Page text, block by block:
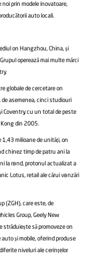
prin modele inovatoare,
auto locali.
în Hangzhou, China, și
operează mai multe mărci
globale de cercetare în
asemenea, cinci studiouri
Coventry, cu un total de peste
Kong din 2005.
milioane de unități, în
chinez timp de patru ani la
la rând, protonul actualizat a
Lotus, retail ale cărui vânzări
(ZGH), care este, de
Group, Geely New
străduiește să promoveze în
și mobile, oferind produse
niveluri ale cerințelor